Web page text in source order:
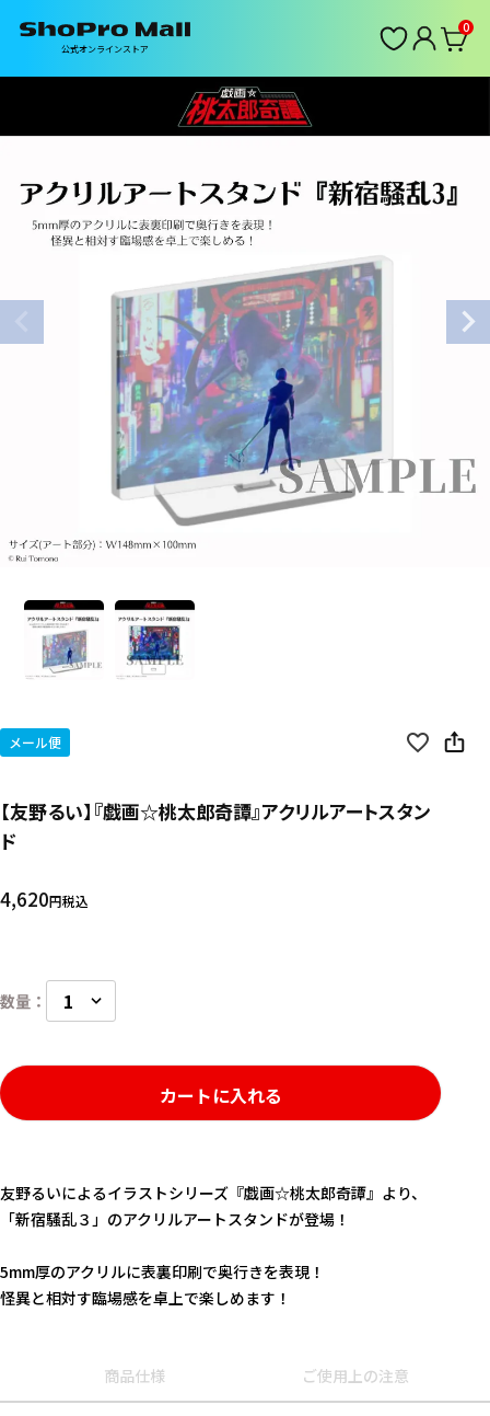
公式オンラインストア
0
メール便
【友野るい】『戯画☆桃太郎奇譚』アクリルアートスタン
ド
4,620 税込
カートに入れる
友野るいによるイラストシリーズ『戯画☆桃太郎奇譚』より、
「新宿騒乱３」のアクリルアートスタンドが登場！
5mm厚のアクリルに表裏印刷で奥行きを表現！
怪異と相対す臨場感を卓上で楽しめます！
商品仕様 ご使用上の注意